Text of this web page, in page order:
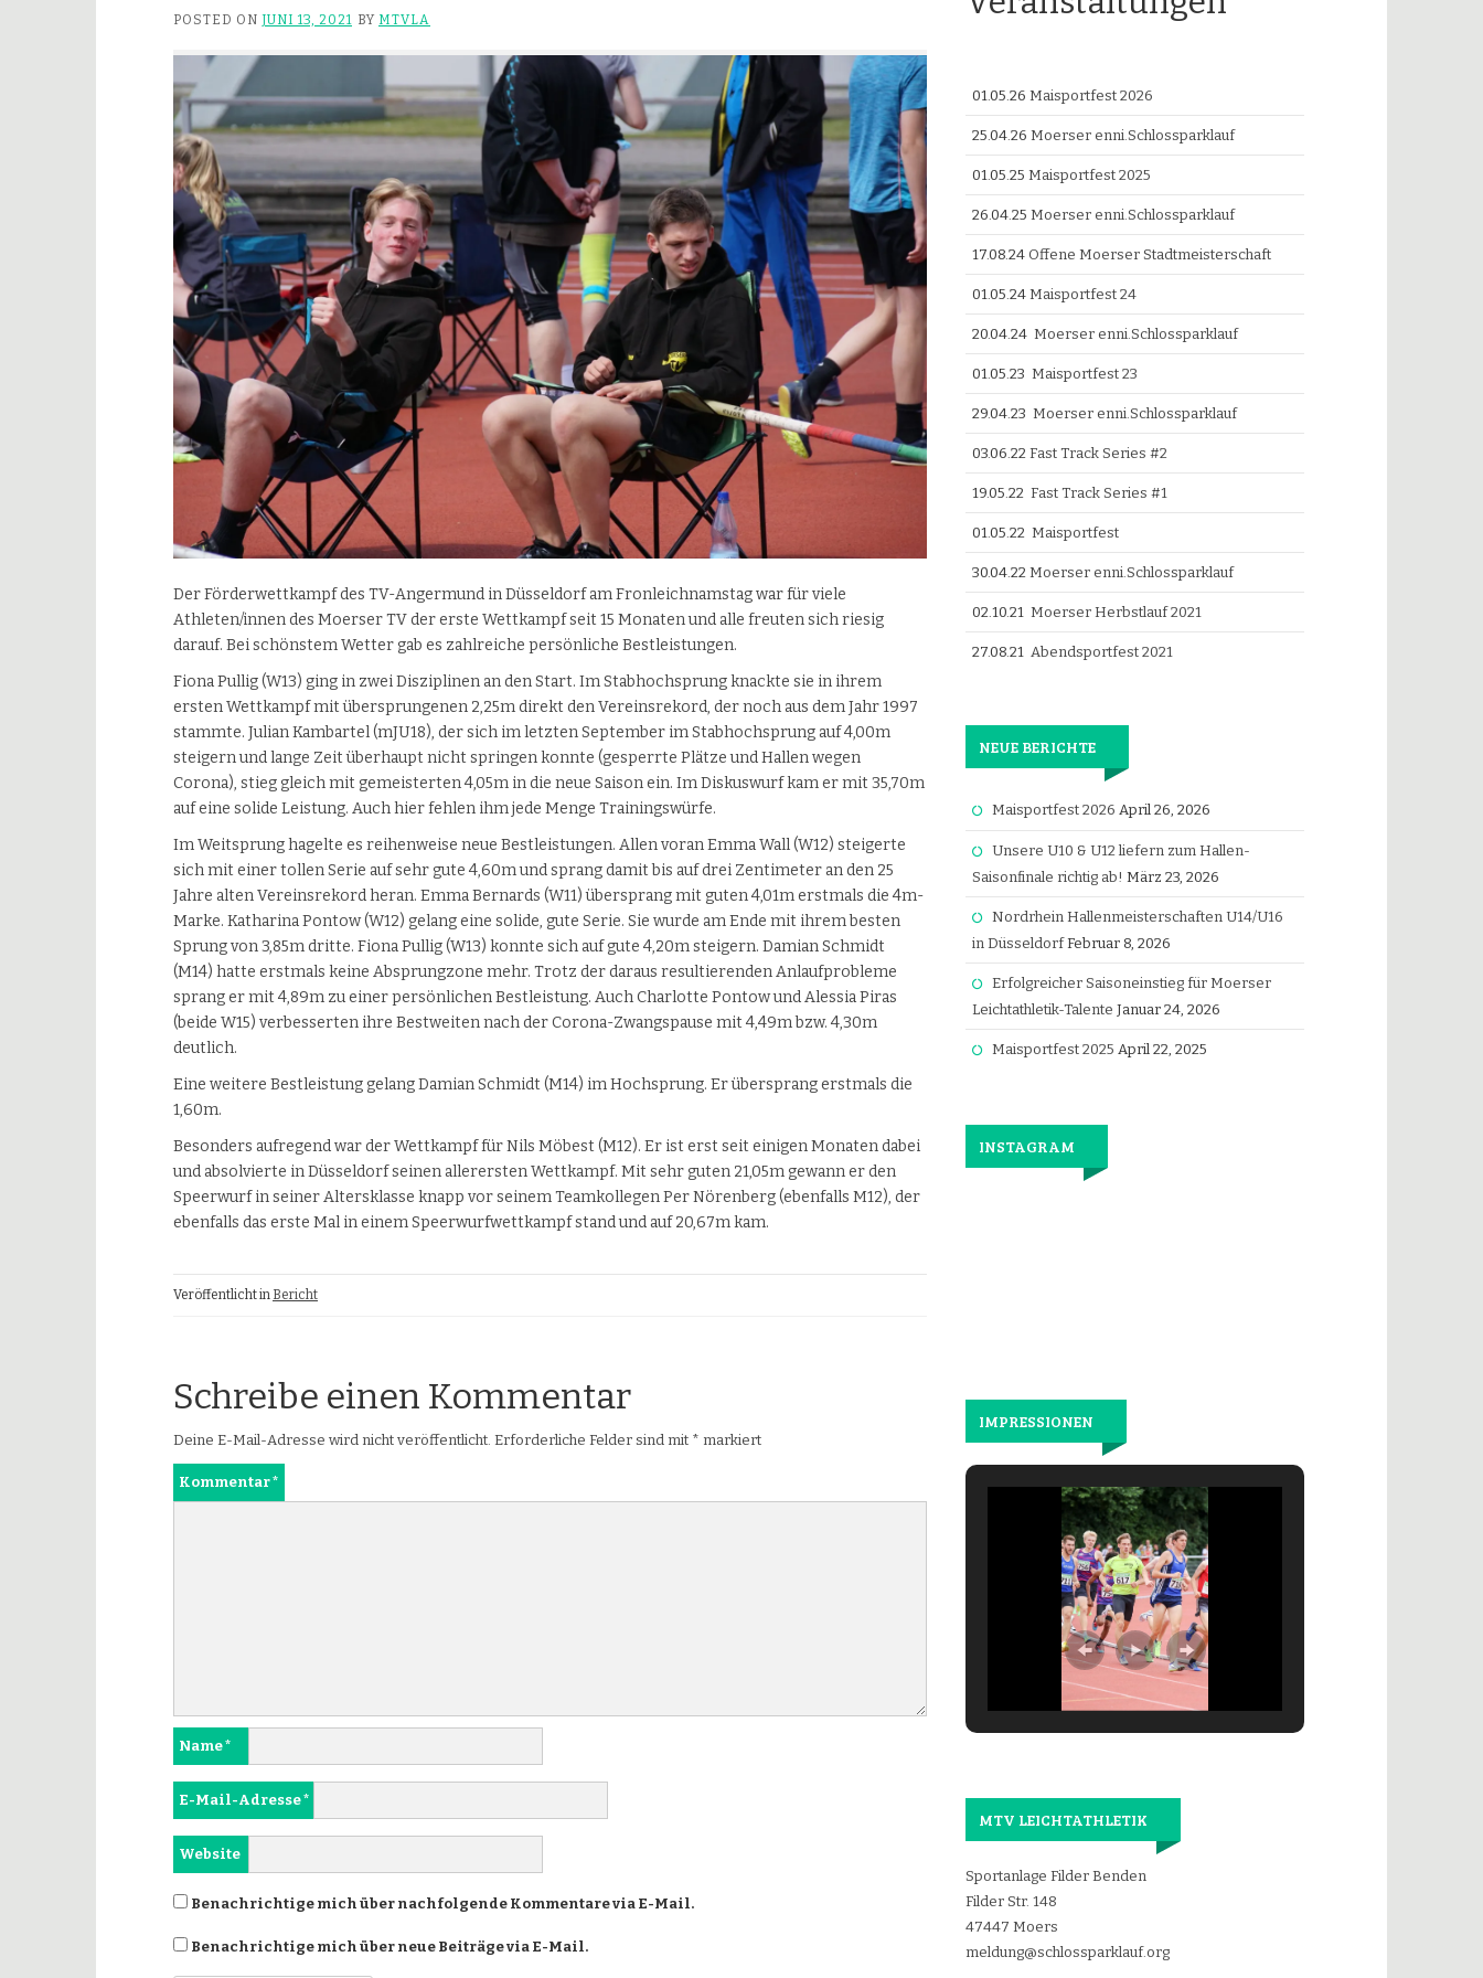
POSTED ON JUNI 13, 2021 BY MTVLA
Der Förderwettkampf des TV-Angermund in Düsseldorf am Fronleichnamstag war für viele
Athleten/innen des Moerser TV der erste Wettkampf seit 15 Monaten und alle freuten sich riesig
darauf. Bei schönstem Wetter gab es zahlreiche persönliche Bestleistungen.
Fiona Pullig (W13) ging in zwei Disziplinen an den Start. Im Stabhochsprung knackte sie in ihrem
ersten Wettkampf mit übersprungenen 2,25m direkt den Vereinsrekord, der noch aus dem Jahr 1997
stammte. Julian Kambartel (mJU18), der sich im letzten September im Stabhochsprung auf 4,00m
steigern und lange Zeit überhaupt nicht springen konnte (gesperrte Plätze und Hallen wegen
Corona), stieg gleich mit gemeisterten 4,05m in die neue Saison ein. Im Diskuswurf kam er mit 35,70m
auf eine solide Leistung. Auch hier fehlen ihm jede Menge Trainingswürfe.
Im Weitsprung hagelte es reihenweise neue Bestleistungen. Allen voran Emma Wall (W12) steigerte
sich mit einer tollen Serie auf sehr gute 4,60m und sprang damit bis auf drei Zentimeter an den 25
Jahre alten Vereinsrekord heran. Emma Bernards (W11) übersprang mit guten 4,01m erstmals die 4m-
Marke. Katharina Pontow (W12) gelang eine solide, gute Serie. Sie wurde am Ende mit ihrem besten
Sprung von 3,85m dritte. Fiona Pullig (W13) konnte sich auf gute 4,20m steigern. Damian Schmidt
(M14) hatte erstmals keine Absprungzone mehr. Trotz der daraus resultierenden Anlaufprobleme
sprang er mit 4,89m zu einer persönlichen Bestleistung. Auch Charlotte Pontow und Alessia Piras
(beide W15) verbesserten ihre Bestweiten nach der Corona-Zwangspause mit 4,49m bzw. 4,30m
deutlich.
Eine weitere Bestleistung gelang Damian Schmidt (M14) im Hochsprung. Er übersprang erstmals die
1,60m.
Besonders aufregend war der Wettkampf für Nils Möbest (M12). Er ist erst seit einigen Monaten dabei
und absolvierte in Düsseldorf seinen allerersten Wettkampf. Mit sehr guten 21,05m gewann er den
Speerwurf in seiner Altersklasse knapp vor seinem Teamkollegen Per Nörenberg (ebenfalls M12), der
ebenfalls das erste Mal in einem Speerwurfwettkampf stand und auf 20,67m kam.
Veröffentlicht in Bericht
Schreibe einen Kommentar
Deine E-Mail-Adresse wird nicht veröffentlicht. Erforderliche Felder sind mit * markiert
Kommentar*
Name*
E-Mail-Adresse*
Website
Benachrichtige mich über nachfolgende Kommentare via E-Mail.
Benachrichtige mich über neue Beiträge via E-Mail.
01.05.26Maisportfest 2026
25.04.26Moerser enni.Schlossparklauf
01.05.25Maisportfest 2025
26.04.25Moerser enni.Schlossparklauf
17.08.24 Offene Moerser Stadtmeisterschaft
01.05.24Maisportfest 24
20.04.24Moerser enni.Schlossparklauf
01.05.23Maisportfest 23
29.04.23Moerser enni.Schlossparklauf
03.06.22Fast Track Series #2
19.05.22Fast Track Series #1
01.05.22Maisportfest
30.04.22Moerser enni.Schlossparklauf
02.10.21Moerser Herbstlauf 2021
27.08.21 Abendsportfest 2021
NEUE BERICHTE
Maisportfest 2026 April 26, 2026
Unsere U10 & U12 liefern zum Hallen-
Saisonfinale richtig ab! März 23, 2026
Nordrhein Hallenmeisterschaften U14/U16
in Düsseldorf Februar 8, 2026
Erfolgreicher Saisoneinstieg für Moerser
Leichtathletik-Talente Januar 24, 2026
Maisportfest 2025 April 22, 2025
INSTAGRAM
IMPRESSIONEN
MTV LEICHTATHLETIK
Sportanlage Filder Benden
Filder Str. 148
47447 Moers
meldung@schlossparklauf.org